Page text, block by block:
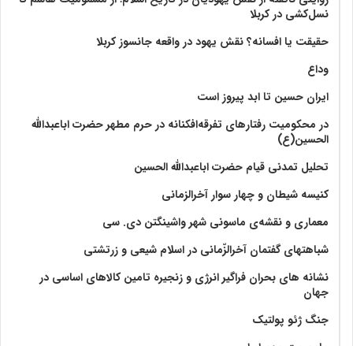
نسل‌کشی در کربلا
حقیقت یا افسانه؟‌ نقش یهود در واقعه جانسوز کربلا
وداع
ایران حسین تا ابد پیروز است
در محکومیت رفتارهای تفرقه‌افکنانه در حرم مطهر حضرت اباعبدالله
الحسین(ع)
تحلیل تمدنی قیام حضرت اباعبدالله الحسین
کنیسه شیطان و چهار سوار آخرالزمانی
معماری و نقشه‌ی ماسونی شهر واشينگتن دی. سی
شباهتهای گفتمان آخر‌الزّمانی در اسلام شیعی و زرتشتی
نشانه های بحران فراگیر انرژی و زنجیره تامین کالاهای اساسی در
جهان
جنگ ژئو پولتیک